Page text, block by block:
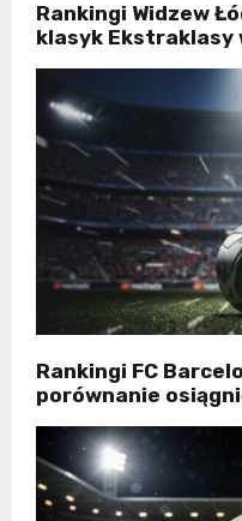
Rankingi Widzew
klasyk Ekstraklasy
Rankingi FC
porównanie